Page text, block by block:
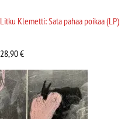
Litku Klemetti: Sata pahaa poikaa (LP)
28,90€